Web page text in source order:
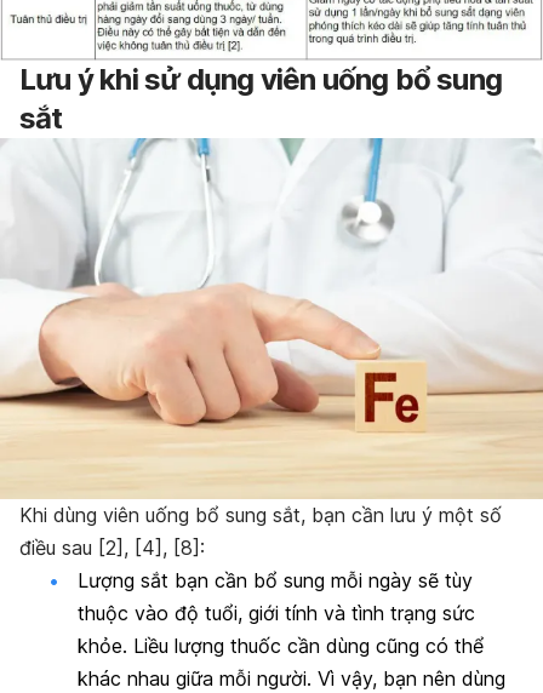
Lưu ý khi sử dụng viên uống bổ sung
sắt
Khi dùng viên uống bổ sung sắt, bạn cần lưu ý một số
điều sau [2], [4], [8]:
Lượng sắt bạn cần bổ sung mỗi ngày sẽ tùy
thuộc vào độ tuổi, giới tính và tình trạng sức
khỏe. Liều lượng thuốc cần dùng cũng có thể
khác nhau giữa mỗi người. Vì vậy, bạn nên dùng